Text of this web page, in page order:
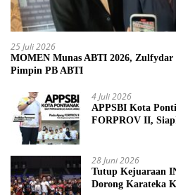
25 Juli 2026
MOMEN Munas ABTI 2026, Zulfydar
Pimpin PB ABTI
4 Juli 2026
APPSBI Kota
FORPROV II,
28 Juni 2026
Tutup Kejuaraan
Dorong Karateka